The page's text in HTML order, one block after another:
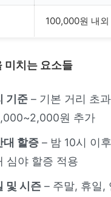
100,000원 내외
미치는 요소들
기준– 기본 거리 초
원 추가
대 할증– 밤 10시 이
심야 할증 적용
및 시즌– 주말, 휴일,